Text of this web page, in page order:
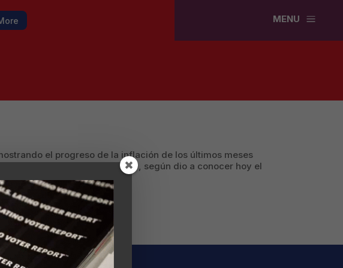
a
MENU
el progreso de la inflación de los últimos meses
la que se posicionó en 3.69%, según dio a conocer hoy el